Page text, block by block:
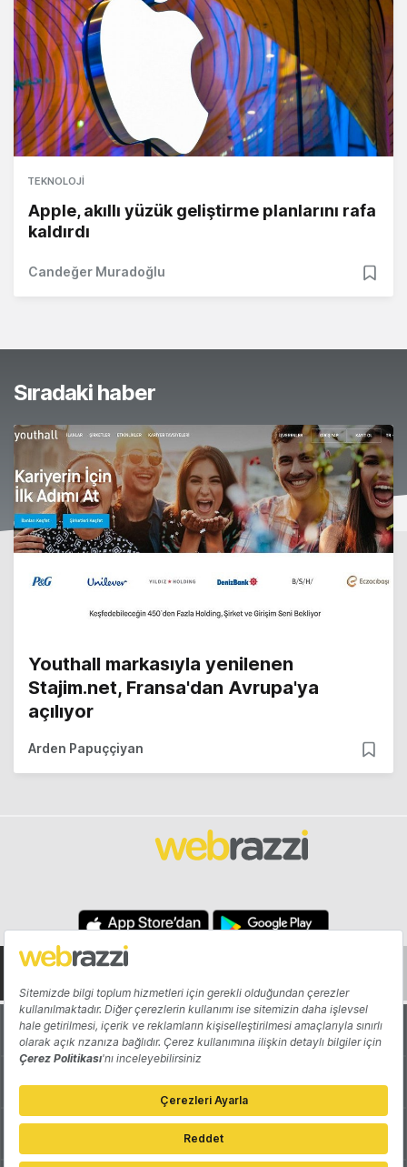
TEKNOLOJI
Apple, akıllı yüzük geliştirme planlarını rafa
kaldırdı
Candeğer Muradoğlu
Sıradaki haber
Youthall markasıyla yenilenen
Stajim.net, Fransa'dan Avrupa'ya
açılıyor
Arden Papuççiyan
Hakkında Yazarlar
Katkıda Bulun Reklam